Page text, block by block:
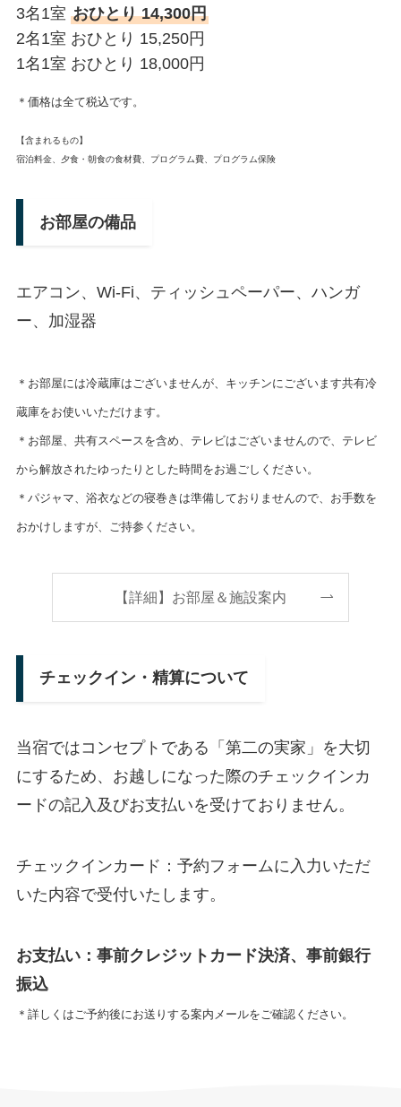
3名1室 おひとり 14,300円
2名1室 おひとり 15,250円
1名1室 おひとり 18,000円
＊価格は全て税込です。
【含まれるもの】
宿泊料金、夕食・朝食の食材費、プログラム費、プログラム保険
お部屋の備品
エアコン、Wi-Fi、ティッシュペーパー、ハンガ
ー、加湿器
＊お部屋には冷蔵庫はございませんが、キッチンにございます共有冷
蔵庫をお使いいただけます。
＊お部屋、共有スペースを含め、テレビはございませんので、テレビ
から解放されたゆったりとした時間をお過ごしください。
＊パジャマ、浴衣などの寝巻きは準備しておりませんので、お手数を
おかけしますが、ご持参ください。
【詳細】お部屋＆施設案内
チェックイン・精算について
当宿ではコンセプトである「第二の実家」を大切
にするため、お越しになった際のチェックインカ
ードの記入及びお支払いを受けておりません。
チェックインカード：予約フォームに入力いただ
いた内容で受付いたします。
お支払い：事前クレジットカード決済、事前銀行
振込
＊詳しくはご予約後にお送りする案内メールをご確認ください。